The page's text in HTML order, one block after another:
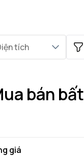
tích
bán bất
giá